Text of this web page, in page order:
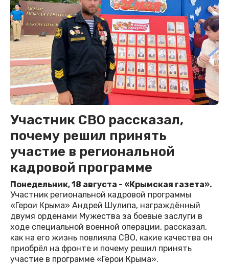
Участник СВО рассказал,
почему решил принять
участие в региональной
кадровой программе
Понедельник, 18 августа - «Крымская газета».
Участник региональной кадровой программы
«Герои Крыма» Андрей Шулипа, награждённый
двумя орденами Мужества за боевые заслуги в
ходе специальной военной операции, рассказал,
как на его жизнь повлияла СВО, какие качества он
приобрёл на фронте и почему решил принять
участие в программе «Герои Крыма».